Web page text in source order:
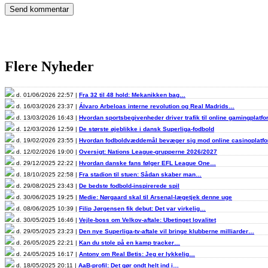
Flere Nyheder
d. 01/06/2026 22:57 | Fra 32 til 48 hold: Mekanikken bag…
d. 16/03/2026 23:37 | Álvaro Arbeloas interne revolution og Real Madrids…
d. 13/03/2026 16:43 | Hvordan sportsbegivenheder driver trafik til online
d. 12/03/2026 12:59 | De største øjeblikke i dansk Superliga-fodbold
d. 19/02/2026 23:55 | Hvordan fodboldvæddemål bevæger sig mod online
d. 12/02/2026 19:00 | Oversigt: Nations League-grupperne 2026/2027
d. 29/12/2025 22:22 | Hvordan danske fans følger EFL League One…
d. 18/10/2025 22:58 | Fra stadion til stuen: Sådan skaber man…
d. 29/08/2025 23:43 | De bedste fodbold-inspirerede spil
d. 30/06/2025 19:25 | Medie: Nørgaard skal til Arsenal-lægetjek denne uge
d. 08/06/2025 10:39 | Filip Jørgensen fik debut: Det var virkelig…
d. 30/05/2025 16:46 | Vejle-boss om Velkov-aftale: Ubetinget loyalitet
d. 29/05/2025 23:23 | Den nye Superliga-tv-aftale vil bringe klubberne milliarder…
d. 26/05/2025 22:21 | Kan du stole på en kamp tracker…
d. 24/05/2025 16:17 | Antony om Real Betis: Jeg er lykkelig…
d. 18/05/2025 20:11 | AaB-profil: Det gør ondt helt ind i…